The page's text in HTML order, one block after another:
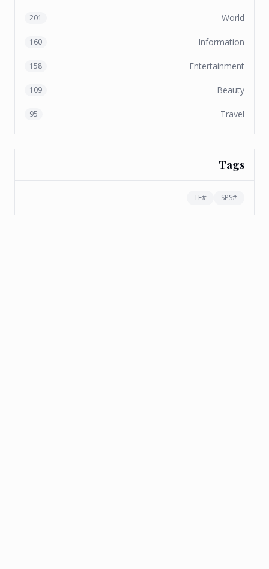
World
201
Information
160
Entertainment
158
Beauty
109
Travel
95
Tags
#
SPS
#
TF